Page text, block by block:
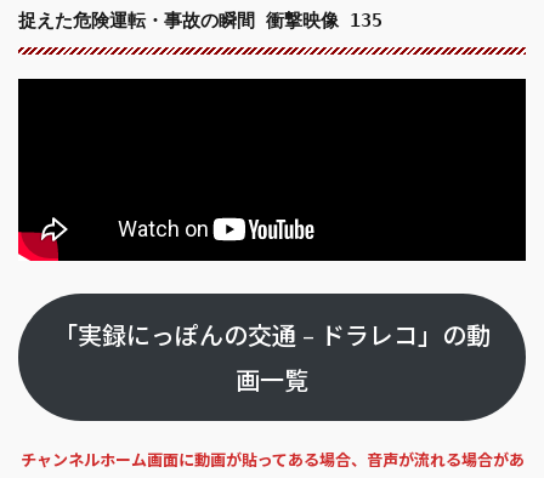
捉えた危険運転・事故の瞬間 衝撃映像 135
「実録にっぽんの交通 – ドラレコ」の動
画一覧
チャンネルホーム画面に動画が貼ってある場合、音声が流れる場合があ